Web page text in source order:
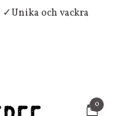
✓Unika och vackra
0